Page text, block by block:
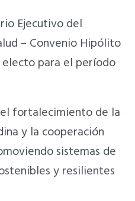
Ejecutivo del
– Convenio Hipólito
electo para el período
fortalecimiento de la
y la cooperación
sistemas de
y resilientes